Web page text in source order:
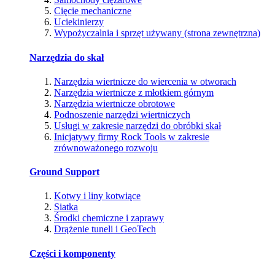
Cięcie mechaniczne
Uciekinierzy
Wypożyczalnia i sprzęt używany (strona zewnętrzna)
Narzędzia do skał
Narzędzia wiertnicze do wiercenia w otworach
Narzędzia wiertnicze z młotkiem górnym
Narzędzia wiertnicze obrotowe
Podnoszenie narzędzi wiertniczych
Usługi w zakresie narzędzi do obróbki skał
Inicjatywy firmy Rock Tools w zakresie
zrównoważonego rozwoju
Ground Support
Kotwy i liny kotwiące
Siatka
Środki chemiczne i zaprawy
Drążenie tuneli i GeoTech
Części i komponenty